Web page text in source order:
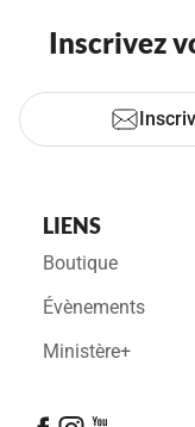
Inscrivez
LIENS
Boutique
Évènements
Ministère+